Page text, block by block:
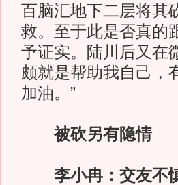
百脑汇地下二层将其
救。至于此是否真的
予证实。陆川后又在
颇就是帮助我自己，
加油。”
被砍另有隐情
李小冉：交友不